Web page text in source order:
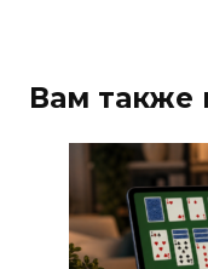
Вам также